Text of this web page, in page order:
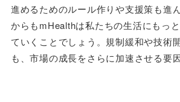
進めるためのルール作りや支援策も進
からもmHealthは私たちの生活にもっ
ていくことでしょう。規制緩和や技術
も、市場の成長をさらに加速させる要